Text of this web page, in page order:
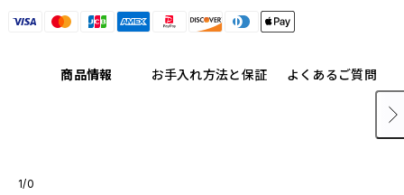
商品情報 お手入れ方法と保証 よくあるご質問
1/0